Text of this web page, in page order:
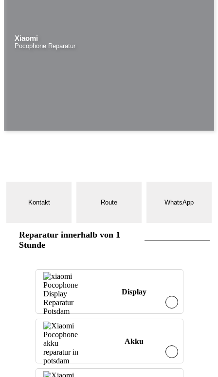
Xiaomi
Pocophone Reparatur
Kontakt Route WhatsApp
Reparatur innerhalb von 1
Stunde
Display
Akku